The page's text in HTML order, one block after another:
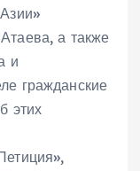
а также
и
гражданские
этих